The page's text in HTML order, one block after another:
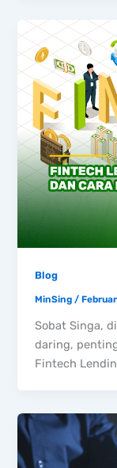
Blog
MinSing/
Sobat Singa,
daring,
Fintech